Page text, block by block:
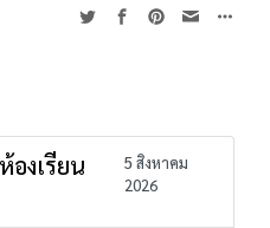
องเรียน
5 สิงหาคม
2026